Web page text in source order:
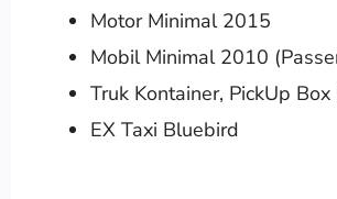
Motor Minimal 2015
Mobil Minimal 2010
Truk Kontainer, PickUp
EX Taxi Bluebird